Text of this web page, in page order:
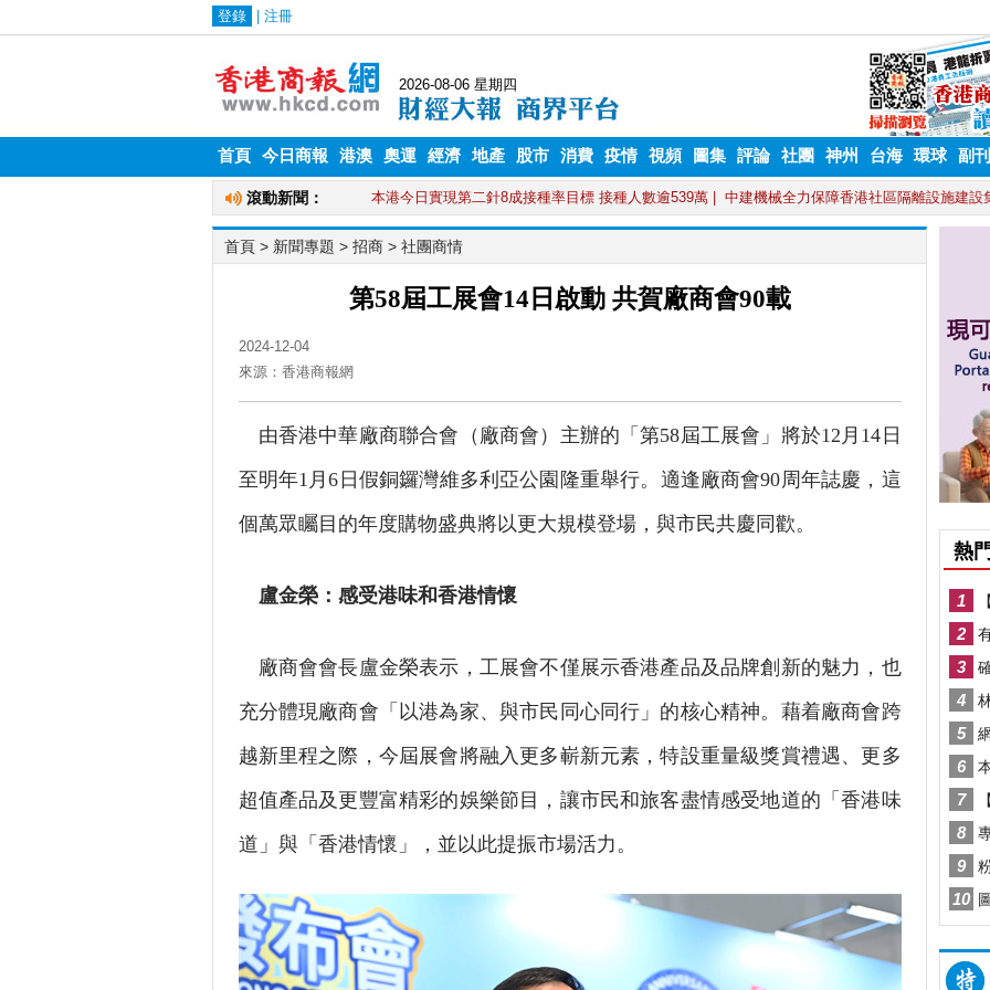
首頁 今日商報 港澳 奧運 經濟 地產 股市 消費 疫情 視頻 圖集 評論 社團 神州 台海 環球 副刊
首頁 > 新聞專題 > 招商 > 社團商情
第58屆工展會14日啟動 共賀廠商會90載
2024-12-04
來源：香港商報網
由香港中華廠商聯合會（廠商會）主辦的「第58屆工展會」將於12月14日
至明年1月6日假銅鑼灣維多利亞公園隆重舉行。適逢廠商會90周年誌慶，這
個萬眾矚目的年度購物盛典將以更大規模登場，與市民共慶同歡。
盧金榮：感受港味和香港情懷
廠商會會長盧金榮表示，工展會不僅展示香港產品及品牌創新的魅力，也
充分體現廠商會「以港為家、與市民同心同行」的核心精神。藉着廠商會跨
越新里程之際，今屆展會將融入更多嶄新元素，特設重量級獎賞禮遇、更多
超值產品及更豐富精彩的娛樂節目，讓市民和旅客盡情感受地道的「香港味
道」與「香港情懷」，並以此提振市場活力。